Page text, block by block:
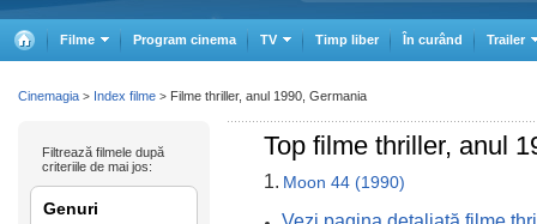
Filme Program cinema TV Timp liber În curând Trailer
Top filme thriller, anul
1. Moon 44 (1990)
Filtrează filmele după
criteriile de mai jos:
Genuri
Cinemagia > Index filme > Filme thriller, anul 1990, Germania